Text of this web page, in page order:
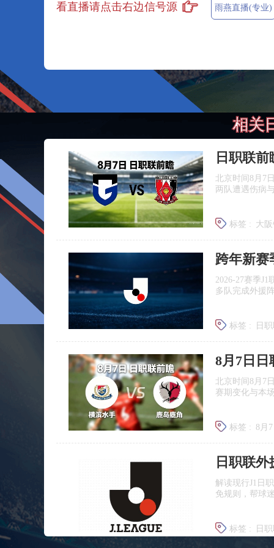
看直播请点击右边信号源 雨燕直播(专业)
相关
北京时间8月7
两队遭遇伤病
标签 : 大
浦和红钻
跨年新赛
2026‑27赛季
多队完成外援
标签 :
日
广岛三箭
8月7日日
北京时间8月7
赛期变化与本
标签 : 8月
日职联前
日职联
解读现行J1日
免规则，帮球
标签 :
日